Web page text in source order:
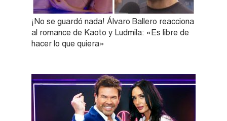
¡No se guardó nada! Álvaro Ballero reacciona
al romance de Kaoto y Ludmila: «Es libre de
hacer lo que quiera»